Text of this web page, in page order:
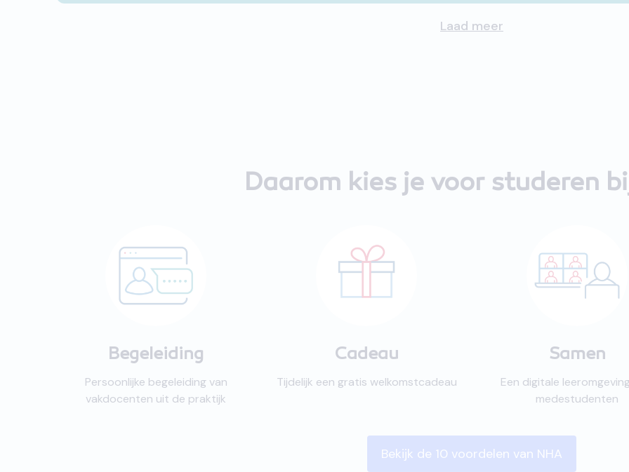
Laad meer
Daarom kies je voor studeren
Begeleiding
Persoonlijke begeleiding van
vakdocenten uit de praktijk
Cadeau
Tijdelijk een gratis welkomstcadeau
Samen
Een digitale
medestudenten
Bekijk de 10 voordelen van NHA